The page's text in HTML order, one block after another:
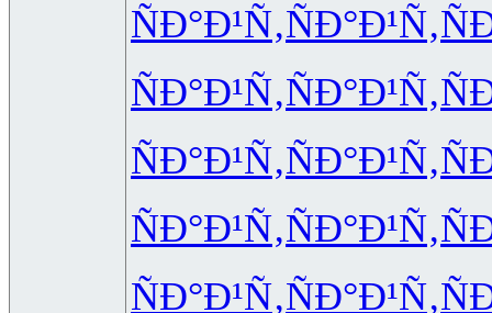
ÑÐ°Ð¹Ñ‚ÑÐ°Ð¹Ñ‚
ÑÐ°Ð¹Ñ‚ÑÐ°Ð¹Ñ‚
ÑÐ°Ð¹Ñ‚ÑÐ°Ð¹Ñ‚
ÑÐ°Ð¹Ñ‚ÑÐ°Ð¹Ñ‚
ÑÐ°Ð¹Ñ‚ÑÐ°Ð¹Ñ‚